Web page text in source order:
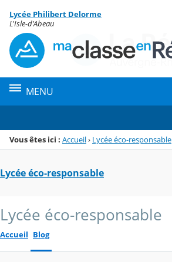
Menu de la rubrique
Contenu
Lycée Philibert Delorme
L'Isle-d'Abeau
MENU
Vous êtes ici : Accueil› Lycée éco-responsable
Lycée éco-responsable
Lycée éco-responsable
Accueil Blog